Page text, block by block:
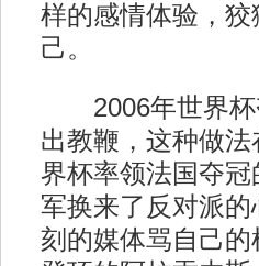
样的感情体验，狡
己。
2006年世界杯
出教鞭，这种做
界杯率领法国夺
军换来了反对派
刻的媒体骂自己